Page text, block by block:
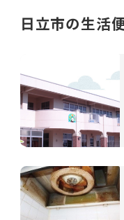
日立市の生活